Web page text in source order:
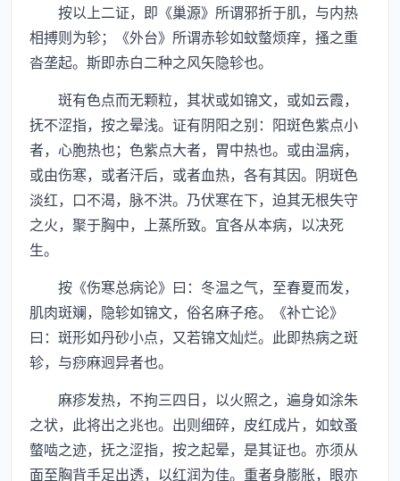
按以上二证，即《巢源》所谓邪折于肌，与内热
相搏则为轸；《外台》所谓赤轸如蚊螫烦痒，搔之重
沓垄起。斯即赤白二种之风矢隐轸也。
斑有色点而无颗粒，其状或如锦文，或如云霞，
抚不涩指，按之晕浅。证有阴阳之别：阳斑色紫点小
者，心胞热也；色紫点大者，胃中热也。或由温病，
或由伤寒，或者汗后，或者血热，各有其因。阴斑色
淡红，口不渴，脉不洪。乃伏寒在下，迫其无根失守
之火，聚于胸中，上蒸所致。宜各从本病，以决死
生。
按《伤寒总病论》曰：冬温之气，至春夏而发，
肌肉斑斓，隐轸如锦文，俗名麻子疮。《补亡论》
曰：斑形如丹砂小点，又若锦文灿烂。此即热病之斑
轸，与痧麻迥异者也。
麻疹发热，不拘三四日，以火照之，遍身如涂朱
之状，此将出之兆也。出则细碎，皮红成片，如蚊蚤
螫啮之迹，抚之涩指，按之起晕，是其证也。亦须从
面至胸背手足出透，以红润为佳。重者身膨胀，眼亦